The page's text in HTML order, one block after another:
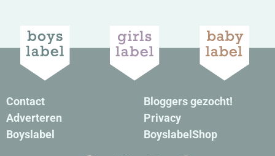
Contact
Adverteren
Boyslabel
Bloggers gezocht!
Privacy
BoyslabelShop